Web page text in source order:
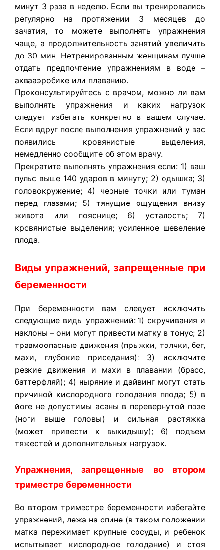
минут 3 раза в неделю. Если вы тренировались
регулярно на протяжении 3 месяцев до
зачатия, то можете выполнять упражнения
чаще, а продолжительность занятий увеличить
до 30 мин. Нетренированным женщинам лучше
отдать предпочтение упражнениям в воде –
аквааэробике или плаванию.
Проконсультируйтесь с врачом, можно ли вам
выполнять упражнения и каких нагрузок
следует избегать конкретно в вашем случае.
Если вдруг после выполнения упражнений у вас
появились кровянистые выделения,
немедленно сообщите об этом врачу.
Прекратите выполнять упражнения если: 1) ваш
пульс выше 140 ударов в минуту; 2) одышка; 3)
головокружение; 4) черные точки или туман
перед глазами; 5) тянущие ощущения внизу
живота или пояснице; 6) усталость; 7)
кровянистые выделения; усиленное шевеление
плода.
Виды упражнений, запрещенные при
беременности
При беременности вам следует исключить
следующие виды упражнений: 1) скручивания и
наклоны – они могут привести матку в тонус; 2)
травмоопасные движения (прыжки, толчки, бег,
махи, глубокие приседания); 3) исключите
резкие движения и махи в плавании (брасс,
баттерфляй); 4) ныряние и дайвинг могут стать
причиной кислородного голодания плода; 5) в
йоге не допустимы асаны в перевернутой позе
(ноги выше головы) и сильная растяжка
(может привести к выкидышу); 6) подъем
тяжестей и дополнительных нагрузок.
Упражнения, запрещенные во втором
триместре беременности
Во втором триместре беременности избегайте
упражнений, лежа на спине (в таком положении
матка пережимает крупные сосуды, и ребенок
испытывает кислородное голодание) и стоя